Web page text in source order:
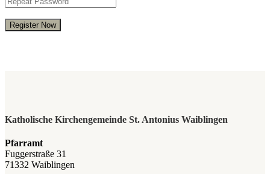
Register Now
Katholische Kirchengemeinde St. Antonius Waiblingen
Pfarramt
Fuggerstraße 31
71332 Waiblingen